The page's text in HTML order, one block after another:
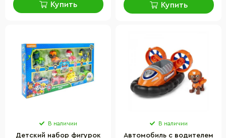
Купить Купить
В наличии
Детский набор фигурок
В наличии
Автомобиль с водителем